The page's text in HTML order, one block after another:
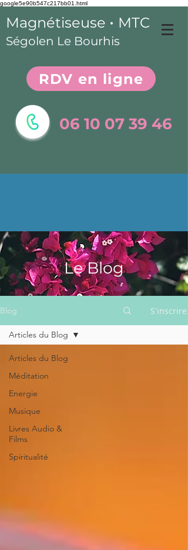
google5e90b547c217bb01.html
Magnétiseuse • MTC
Ségolen Le Bourhis
RDV en ligne
06 10 07 39 46
Le Blog
Blog S'inscrire
Articles du Blog
Méditation
Energie
Musique
Livres Audio &
Films
Spiritualité
Articles du Blog